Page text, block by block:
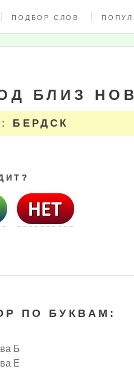
ПОДБОР СЛОВ
БЛИЗ
БЕРДСК
ПО БУКВАМ:
Б
Е